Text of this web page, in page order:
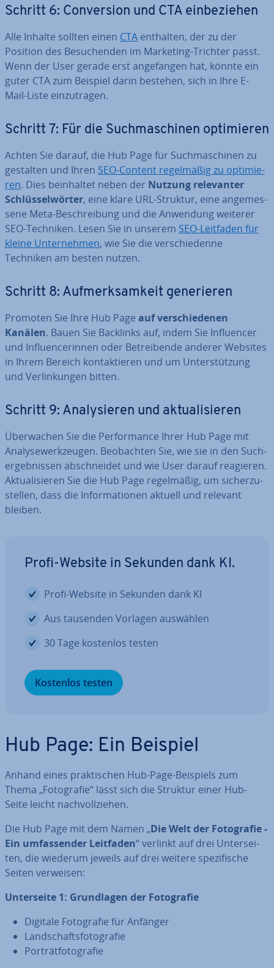
Schritt 6: Con­ver­si­on und CTA ein­be­zie­hen
Alle Inhalte sollten einen CTA enthalten, der zu der
Position des Be­su­chen­den im Marketing-Trichter passt.
Wenn der User gerade erst an­ge­fan­gen hat, könnte ein
guter CTA zum Beispiel darin bestehen, sich in Ihre E-
Mail-Liste ein­zu­tra­gen.
Schritt 7: Für die Such­ma­schi­nen op­ti­mie­ren
Achten Sie darauf, die Hub Page für Such­ma­schi­nen zu
gestalten und Ihren SEO-Content re­gel­mä­ßig zu op­ti­mie­
ren. Dies be­inhal­tet neben der Nutzung re­le­van­ter
Schlüs­sel­wör­ter, eine klare URL-Struktur, eine an­ge­mes­
se­ne Meta-Be­schrei­bung und die Anwendung weiterer
SEO-Techniken. Lesen Sie in unserem SEO-Leitfaden für
kleine Un­ter­neh­men, wie Sie die ver­schie­den­ne
Techniken am besten nutzen.
Schritt 8: Auf­merk­sam­keit ge­ne­rie­ren
Promoten Sie Ihre Hub Page auf ver­schie­de­nen
Kanälen. Bauen Sie Backlinks auf, indem Sie In­fluen­cer
und In­fluen­ce­rin­nen oder Be­trei­ben­de anderer Websites
in Ihrem Bereich kon­tak­tie­ren und um Un­ter­stüt­zung
und Ver­lin­kun­gen bitten.
Schritt 9: Ana­ly­sie­ren und ak­tua­li­sie­ren
Über­wa­chen Sie die Per­for­mance Ihrer Hub Page mit
Ana­ly­se­werk­zeu­gen. Be­ob­ach­ten Sie, wie sie in den Such­
ergeb­nis­sen ab­schnei­det und wie User darauf reagieren.
Ak­tua­li­sie­ren Sie die Hub Page re­gel­mä­ßig, um si­cher­zu­
stel­len, dass die In­for­ma­tio­nen aktuell und relevant
bleiben.
Profi-Website in Sekunden dank KI.
Profi-Website in Sekunden dank KI
Aus tausenden Vorlagen auswählen
30 Tage kostenlos testen
Kostenlos testen
Hub Page: Ein Beispiel
Anhand eines prak­ti­schen Hub-Page-Beispiels zum
Thema „Fo­to­gra­fie“ lässt sich die Struktur einer Hub-
Seite leicht nach­voll­zie­hen.
Die Hub Page mit dem Namen „Die Welt der Fo­to­gra­fie -
Ein um­fas­sen­der Leitfaden“ verlinkt auf drei Un­ter­sei­
ten, die wiederum jeweils auf drei weitere spe­zi­fi­sche
Seiten verweisen:
Un­ter­sei­te 1: Grund­la­gen der Fo­to­gra­fie
Digitale Fo­to­gra­fie für Anfänger
Land­schafts­fo­to­gra­fie
Por­trät­fo­to­gra­fie